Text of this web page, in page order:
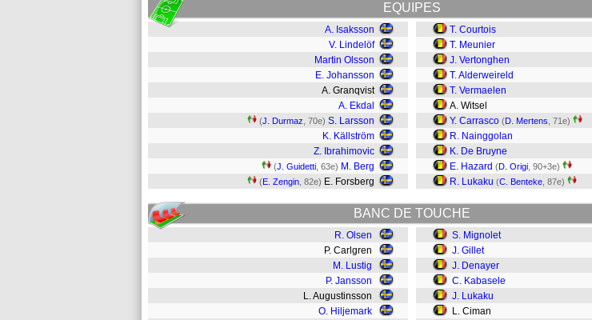
EQUIPES
A. Isaksson
V. Lindelöf
Martin Olsson
E. Johansson
A. Granqvist
A. Ekdal
(J. Durmaz , 70e) S. Larsson
K. Källström
Z. Ibrahimovic
(J. Guidetti , 63e) M. Berg
(E. Zengin , 82e) E. Forsberg
T. Courtois
T. Meunier
J. Vertonghen
T. Alderweireld
T. Vermaelen
A. Witsel
Y. Carrasco (D. Mertens , 71e)
R. Nainggolan
K. De Bruyne
E. Hazard (D. Origi , 90+3e)
R. Lukaku (C. Benteke , 87e)
BANC DE TOUCHE
R. Olsen
P. Carlgren
M. Lustig
P. Jansson
L. Augustinsson
O. Hiljemark
S. Mignolet
J. Gillet
J. Denayer
C. Kabasele
J. Lukaku
L. Ciman